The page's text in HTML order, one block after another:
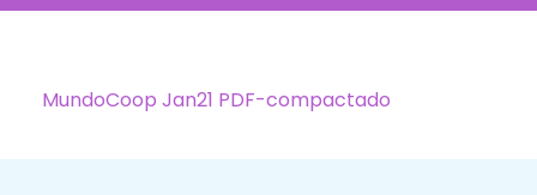
MundoCoop Jan21 PDF-compactado